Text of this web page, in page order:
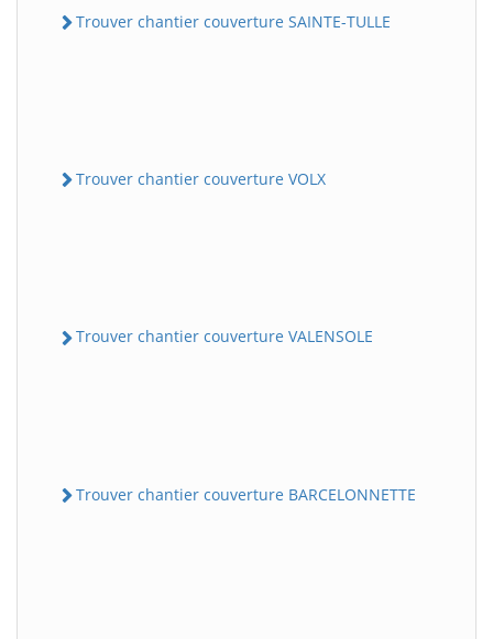
Trouver chantier couverture SAINTE-TULLE
Trouver chantier couverture VOLX
Trouver chantier couverture VALENSOLE
Trouver chantier couverture BARCELONNETTE